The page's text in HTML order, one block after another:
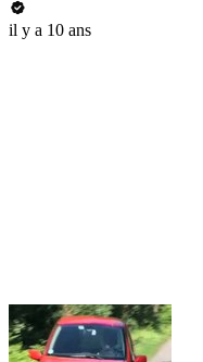
il y a 10 ans